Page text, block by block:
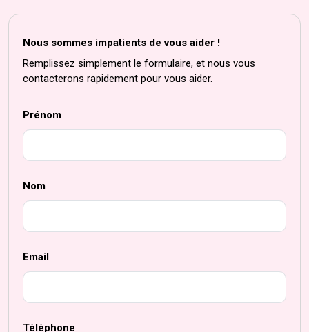
Nous sommes impatients de vous aider !
Remplissez simplement le formulaire, et nous vous
contacterons rapidement pour vous aider.
Prénom
Nom
Email
Téléphone